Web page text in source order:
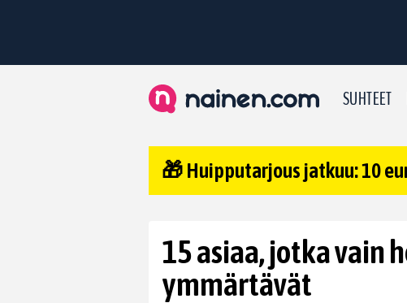
SUHTEET
🎁 Huipputarjous jatkuu: 10
15 asiaa, jotka vain
ymmärtävät